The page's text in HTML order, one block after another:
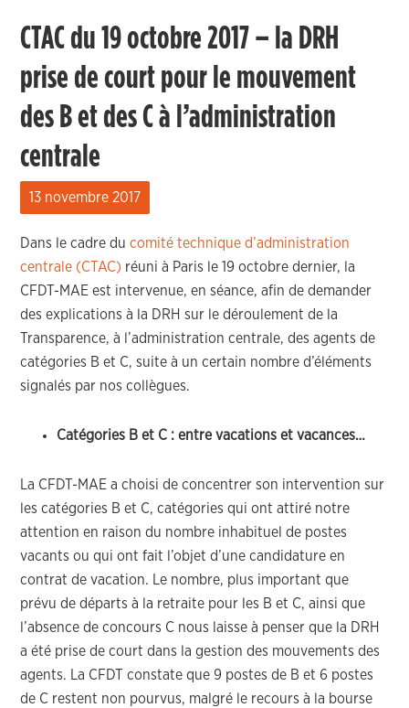
CTAC du 19 octobre 2017 – la DRH
prise de court pour le mouvement
des B et des C à l’administration
centrale
13 novembre 2017
Dans le cadre ducomité technique d’administration
centrale (CTAC) réuni à Paris le 19 octobre dernier, la
CFDT-MAE est intervenue, en séance, afin de demander
des explications à la DRH sur le déroulement de la
Transparence, à l’administration centrale, des agents de
catégories B et C, suite à un certain nombre d’éléments
signalés par nos collègues.
Catégories B et C : entre vacations et vacances…
La CFDT-MAE a choisi de concentrer son intervention sur
les catégories B et C, catégories qui ont attiré notre
attention en raison du nombre inhabituel de postes
vacants ou qui ont fait l’objet d’une candidature en
contrat de vacation. Le nombre, plus important que
prévu de départs à la retraite pour les B et C, ainsi que
l’absence de concours C nous laisse à penser que la DRH
a été prise de court dans la gestion des mouvements des
agents. La CFDT constate que 9 postes de B et 6 postes
de C restent non pourvus, malgré le recours à la bourse